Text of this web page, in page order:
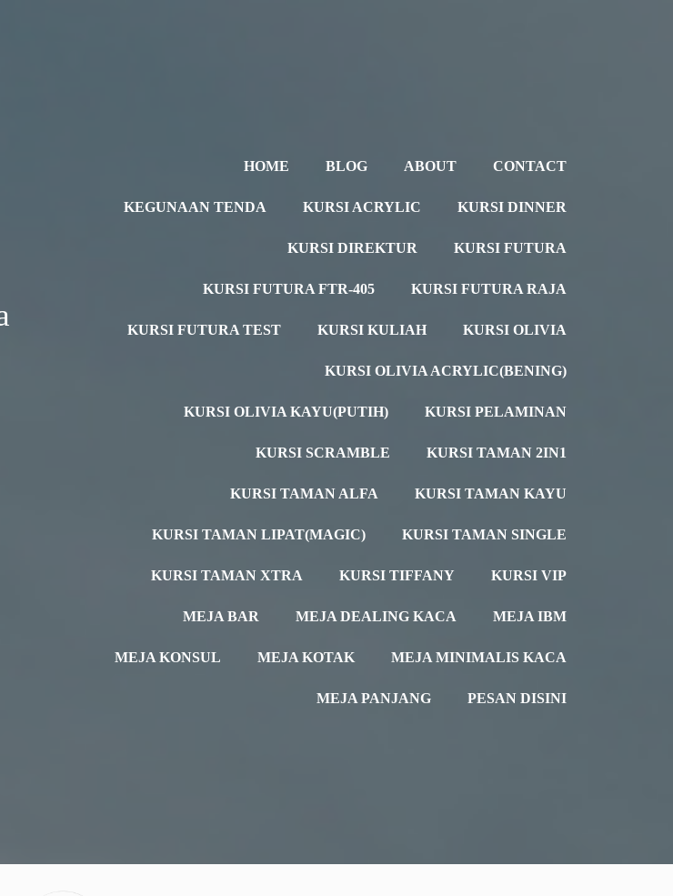
HOME BLOG ABOUT CONTACT
KEGUNAAN TENDA KURSI ACRYLIC KURSI DINNER
KURSI DIREKTUR KURSI FUTURA
KURSI FUTURA FTR-405 KURSI FUTURA RAJA
KURSI FUTURA TEST KURSI KULIAH KURSI OLIVIA
KURSI OLIVIA ACRYLIC(BENING)
KURSI OLIVIA KAYU(PUTIH) KURSI PELAMINAN
KURSI SCRAMBLE KURSI TAMAN 2IN1
KURSI TAMAN ALFA KURSI TAMAN KAYU
KURSI TAMAN LIPAT(MAGIC) KURSI TAMAN SINGLE
KURSI TAMAN XTRA KURSI TIFFANY KURSI VIP
MEJA BAR MEJA DEALING KACA MEJA IBM
MEJA KONSUL MEJA KOTAK MEJA MINIMALIS KACA
MEJA PANJANG PESAN DISINI